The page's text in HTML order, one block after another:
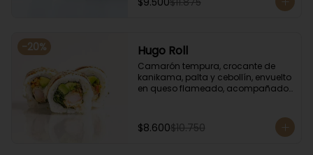
-20% Hugo Roll
Camarón tempura, crocante de
kanikama, palta y cebollín, envuelto
en queso flameado, acompañado
$8.600$10.750